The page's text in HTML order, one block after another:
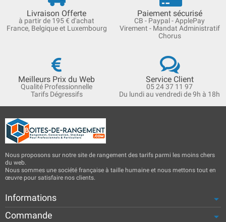
Livraison Offerte
à partir de 195 € d'achat
France, Belgique et Luxembourg
Paiement sécurisé
CB - Paypal - ApplePay
Virement - Mandat Administratif
Chorus
Meilleurs Prix du Web
Qualité Professionnelle
Tarifs Dégressifs
Service Client
05 24 37 11 97
Du lundi au vendredi de 9h à 18h
Nous proposons sur notre site de rangement des tarifs parmi les moins chers
du web.
Nous sommes une société française à taille humaine et nous mettons tout en
œuvre pour satisfaire nos clients.
Informations
Commande